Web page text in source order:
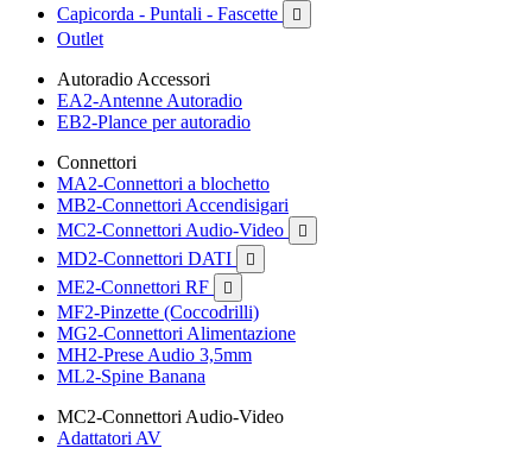
Capicorda - Puntali - Fascette

Outlet
Autoradio Accessori
EA2-Antenne Autoradio
EB2-Plance per autoradio
Connettori
MA2-Connettori a blochetto
MB2-Connettori Accendisigari
MC2-Connettori Audio-Video

MD2-Connettori DATI 
ME2-Connettori RF 
MF2-Pinzette (Coccodrilli)
MG2-Connettori Alimentazione
MH2-Prese Audio 3,5mm
ML2-Spine Banana
MC2-Connettori Audio-Video
Adattatori AV